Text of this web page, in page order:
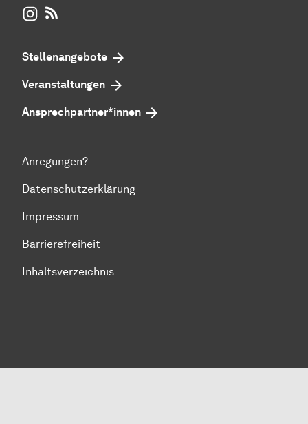
WIWI auf Instagram
Stellenangebote
Veranstaltungen
Ansprechpartner*innen
Anregungen?
Datenschutzerklärung
Impressum
Barrierefreiheit
Inhaltsverzeichnis